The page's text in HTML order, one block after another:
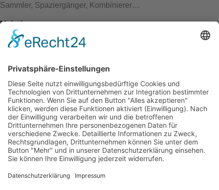
Sammler, Spaziergänger, Kombinierer…
Mehr Lesen
twittern
teilen mitteilen
VivArte ist eine Stiftung mit dem Zweck der Kultur-Förderung,